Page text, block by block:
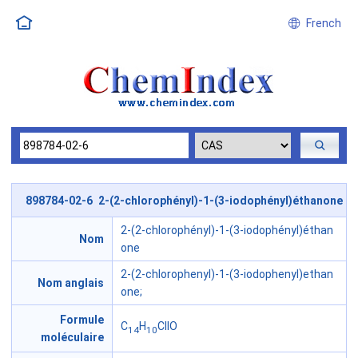
French
898784-02-6 2-(2-chlorophényl)-1-(3-iodophényl)éthanone
Nom
2-(2-chlorophényl)-1-(3-iodophényl)éthan
one
Nom anglais
2-(2-chlorophenyl)-1-(3-iodophenyl)ethan
one;
Formule
moléculaire
C14H10ClIO